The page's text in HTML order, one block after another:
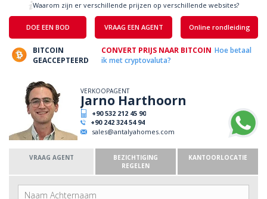
DOE EEN BOD VRAAG EEN AGENT Online rondleiding
Waarom zijn er verschillende prijzen op verschillende websites?
BITCOIN
GEACCEPTEERD
CONVERT PRIJS NAAR BITCOIN Hoe betaal
ik met cryptovaluta?
VERKOOPAGENT
Jarno Harthoorn
+90 532 212 45 90
+90 242 324 54 94
sales@antalyahomes.com
VRAAG AGENT
BEZICHTIGING
REGELEN
KANTOORLOCATIE